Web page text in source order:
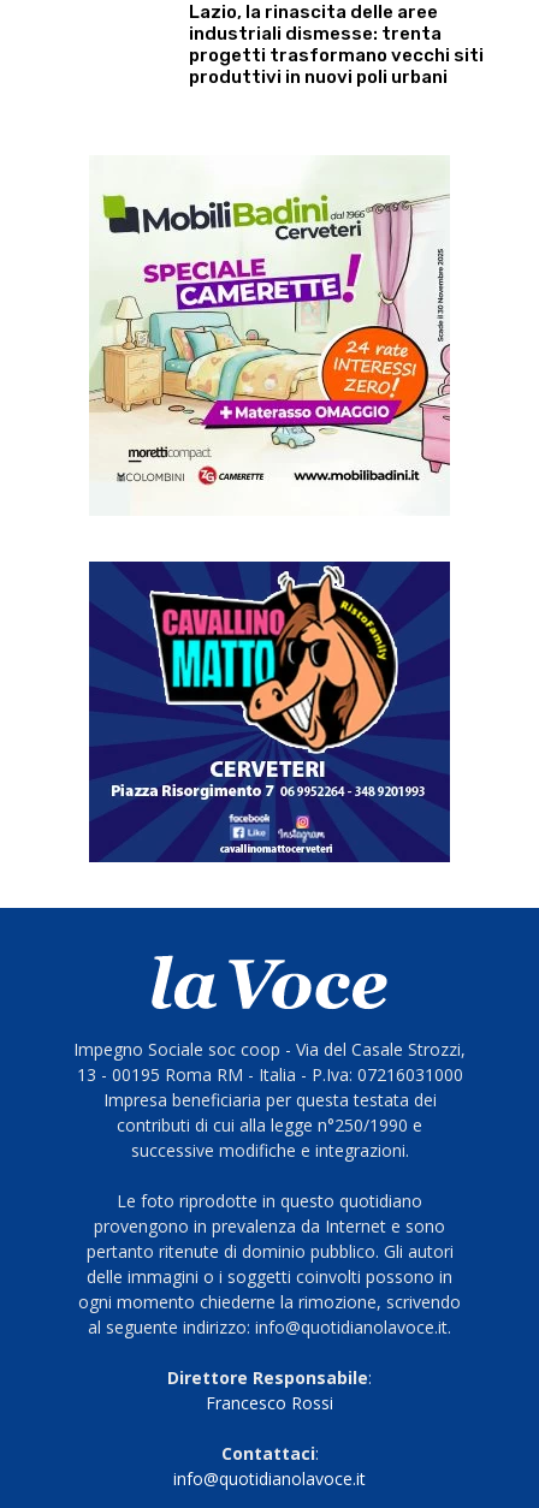
Lazio, la rinascita delle aree
industriali dismesse: trenta
progetti trasformano vecchi siti
produttivi in nuovi poli urbani
Impegno Sociale soc coop - Via del Casale Strozzi,
13 - 00195 Roma RM - Italia - P.Iva: 07216031000
Impresa beneficiaria per questa testata dei
contributi di cui alla legge n°250/1990 e
successive modifiche e integrazioni.
Le foto riprodotte in questo quotidiano
provengono in prevalenza da Internet e sono
pertanto ritenute di dominio pubblico. Gli autori
delle immagini o i soggetti coinvolti possono in
ogni momento chiederne la rimozione, scrivendo
al seguente indirizzo: info@quotidianolavoce.it.
Direttore Responsabile:
Francesco Rossi
Contattaci:
info@quotidianolavoce.it